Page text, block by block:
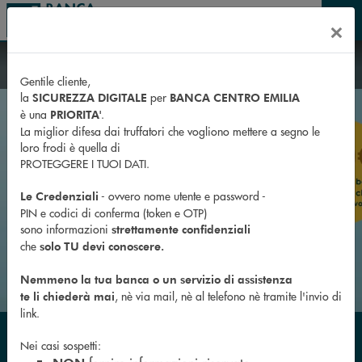
Salta al contenuto principale
MENU
*Messaggio pubblicitario con finalità promozionale. Iniziativa riservata ai Soci di Banca Centro
www.bancacentroemilia.it nella sezione Soci/Bonus Nascite.
Messaggio pubblicitario con finalità promozionale
×
Gentile cliente,
la SICUREZZA DIGITALE per BANCA CENTRO EMILIA
è una PRIORITA'.
La miglior difesa dai truffatori che vogliono mettere a segno le
loro frodi è quella di
PROTEGGERE I TUOI DATI.
Le Credenziali - ovvero nome utente e password -
PIN e codici di conferma (token e OTP)
sono informazioni strettamente confidenziali
che solo TU devi conoscere.
Nemmeno la tua banca o un servizio di assistenza
te li chiederà mai, nè via mail, nè al telefono nè tramite l'invio di
link.
Nei casi sospetti: